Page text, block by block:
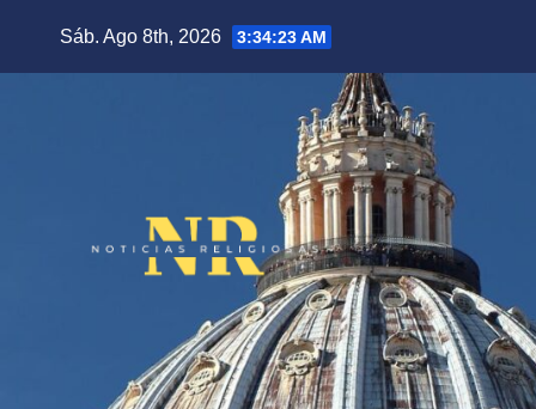
Sáb. Ago 8th, 2026 3:34:24 AM